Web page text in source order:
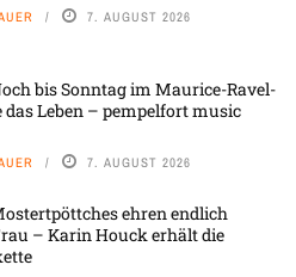
7. AUGUST 2026
bis Sonntag im Maurice-Ravel-
das Leben – pempelfort music
7. AUGUST 2026
ehren endlich
– Karin Houck erhält die